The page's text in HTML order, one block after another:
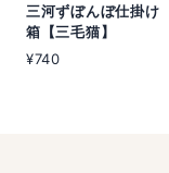
三河ずぼんぼ仕掛け
箱【三毛猫】
¥740